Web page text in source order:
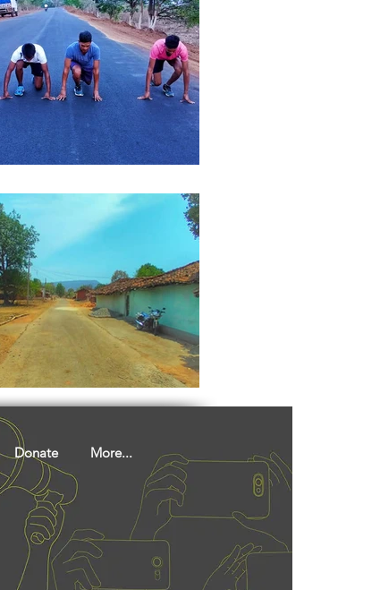
Donate More...